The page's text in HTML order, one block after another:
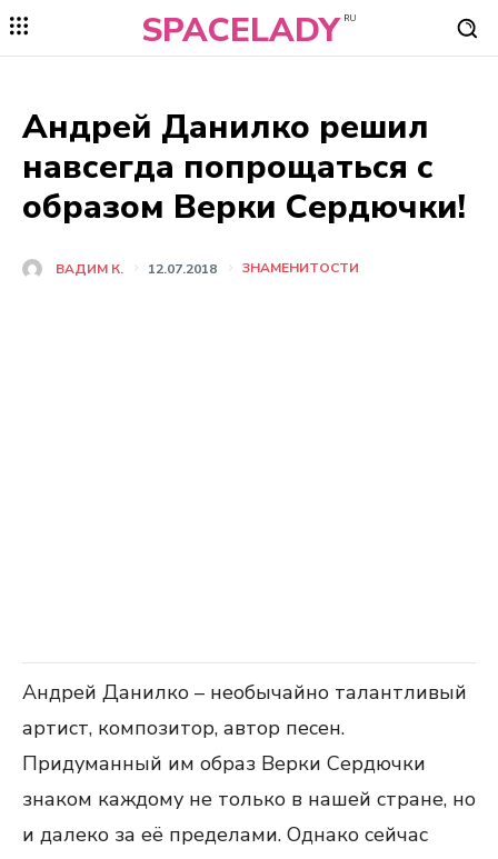
SPACELADY RU
Андрей Данилко решил
навсегда попрощаться с
образом Верки Сердючки!
ВАДИМ К. 12.07.2018 ЗНАМЕНИТОСТИ
Андрей Данилко – необычайно талантливый
артист, композитор, автор песен.
Придуманный им образ Верки Сердючки
знаком каждому не только в нашей стране, но
и далеко за её пределами. Однако сейчас